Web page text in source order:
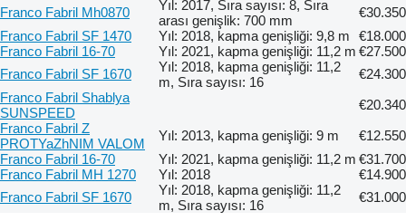
Franco Fabril Mh0870
Yıl: 2017, Sıra sayısı: 8, Sıra
arası genişlik: 700 mm
€30.350
Franco Fabril SF 1470
Yıl: 2018, kapma genişliği: 9,8 m
€18.000
Franco Fabril 16-70
Yıl: 2021, kapma genişliği: 11,2 m €27.500
Franco Fabril SF 1670
Yıl: 2018, kapma genişliği: 11,2
m, Sıra sayısı: 16
€24.300
Franco Fabril Shablya
SUNSPEED
€20.340
Franco Fabril Z
PROTYaZhNIM VALOM
Yıl: 2013, kapma genişliği: 9 m
€12.550
Franco Fabril 16-70
Yıl: 2021, kapma genişliği: 11,2 m €31.700
Franco Fabril MH 1270
Yıl: 2018
€14.900
Franco Fabril SF 1670
Yıl: 2018, kapma genişliği: 11,2
m, Sıra sayısı: 16
€31.000